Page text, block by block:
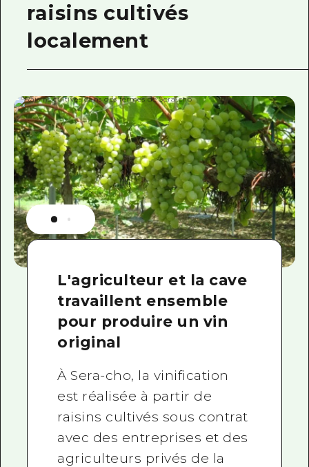
raisins cultivés
localement
L'agriculteur et la cave
travaillent ensemble
pour produire un vin
original
À Sera-cho, la vinification
est réalisée à partir de
raisins cultivés sous contrat
avec des entreprises et des
agriculteurs privés de la